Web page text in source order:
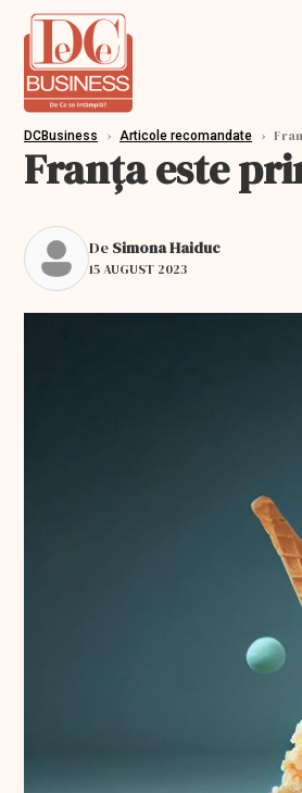
DCBusiness › Articole recomandate ›
Franța este
De Simona Haiduc
15 AUGUST 2023